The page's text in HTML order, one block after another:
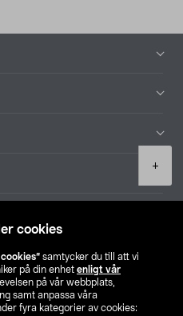
cookies
samtycker du till att vi
på din enhet enligt vår
på vår webbplats,
samt anpassa våra
fyra kategorier av cookies:
+
butik
FI